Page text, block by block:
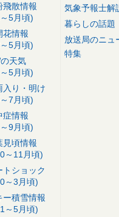
飛散情報
5月頃)
花情報
5月頃)
天気
5月頃)
入り・明け
7月頃)
症情報
9月頃)
見頃情報
～11月頃)
トショック
～3月頃)
ー積雪情報
～5月頃)
気象予報士解
暮らしの話題
放送局のニュ
特集